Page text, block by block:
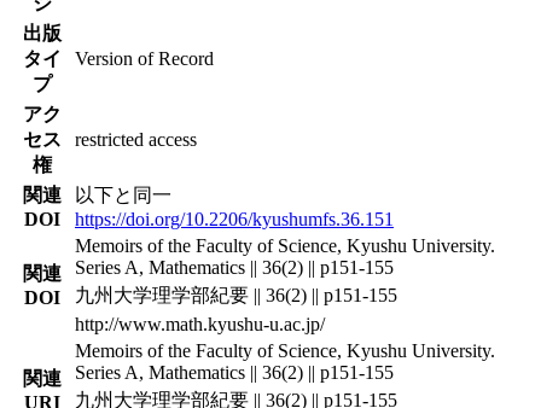
出版
タイ
プ
Version of Record
アク
セス
権
restricted access
関連
DOI
以下と同一
https://doi.org/10.2206/kyushumfs.36.151
関連
DOI
Memoirs of the Faculty of Science, Kyushu University.
Series A, Mathematics || 36(2) || p151-155
九州大学理学部紀要 || 36(2) || p151-155
http://www.math.kyushu-u.ac.jp/
関連
URI
Memoirs of the Faculty of Science, Kyushu University.
Series A, Mathematics || 36(2) || p151-155
九州大学理学部紀要 || 36(2) || p151-155